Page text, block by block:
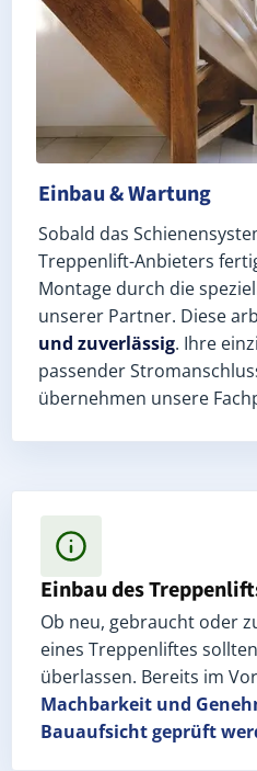
Einbau & Wartung
Sobald das
Treppenlift-Anbieters
Montage durch die
unserer Partner. Diese
und zuverlässig. Ihre
passender
übernehmen unsere
Einbau des
Ob neu, gebraucht oder
eines Treppenliftes
überlassen. Bereits im
Machbarkeit und
Bauaufsicht geprüft